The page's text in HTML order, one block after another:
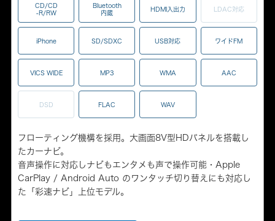
CD/CD
-R/RW
Bluetooth
内蔵
HDMI入出力 LDAC対応
iPhone SD/SDXC USB対応 ワイドFM
VICS WIDE MP3 WMA AAC
DSD FLAC WAV
フローティング機構を採用。大画面8V型HDパネルを搭載し
たカーナビ。
音声操作に対応しナビもエンタメも声で操作可能・Apple
CarPlay / Android Auto のワンタッチ切り替えにも対応し
た「彩速ナビ」上位モデル。